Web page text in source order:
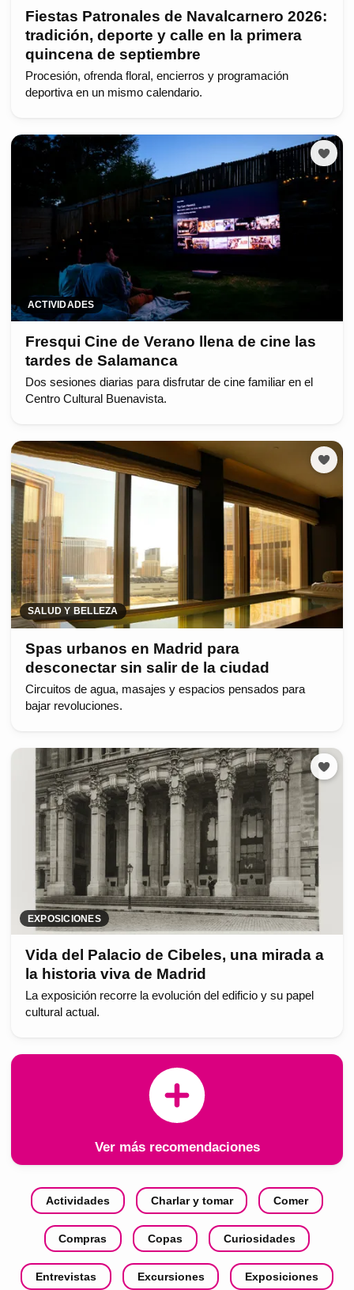
Fiestas Patronales de Navalcarnero 2026:
tradición, deporte y calle en la primera
quincena de septiembre
Procesión, ofrenda floral, encierros y programación
deportiva en un mismo calendario.
ACTIVIDADES
Fresqui Cine de Verano llena de cine las
tardes de Salamanca
Dos sesiones diarias para disfrutar de cine familiar en el
Centro Cultural Buenavista.
SALUD Y BELLEZA
Spas urbanos en Madrid para
desconectar sin salir de la ciudad
Circuitos de agua, masajes y espacios pensados para
bajar revoluciones.
EXPOSICIONES
Vida del Palacio de Cibeles, una mirada a
la historia viva de Madrid
La exposición recorre la evolución del edificio y su papel
cultural actual.
Ver más recomendaciones
Actividades Charlar y tomar Comer
Compras Copas Curiosidades
Entrevistas Excursiones Exposiciones